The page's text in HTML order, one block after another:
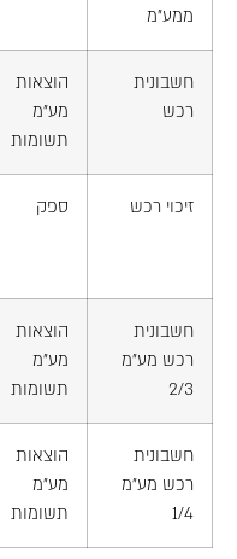
ממע"מ
חשבונית
רכש
הוצאות
מע"מ
תשומות
זיכוי רכש ספק
חשבונית
רכש מע"מ
2/3
הוצאות
מע"מ
תשומות
חשבונית
רכש מע"מ
1/4
הוצאות
מע"מ
תשומות